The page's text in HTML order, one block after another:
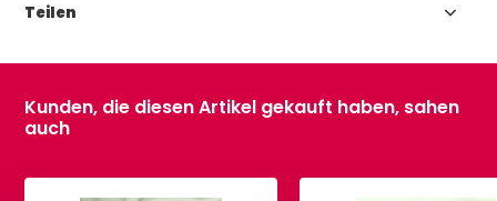
Teilen
Kunden, die diesen Artikel gekauft haben, sahen
auch